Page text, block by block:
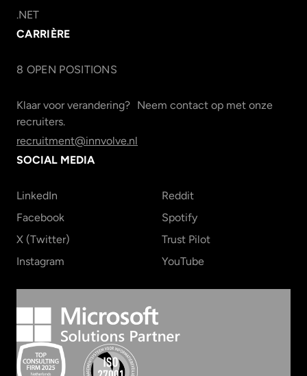
.NET
CARRIÈRE
8 OPEN POSITIONS
Klaar voor verandering? Neem contact op met onze
recruiters.
recruitment@innvolve.nl
SOCIAL MEDIA
LinkedIn
Facebook
X (Twitter)
Instagram
Reddit
Spotify
Trust Pilot
YouTube